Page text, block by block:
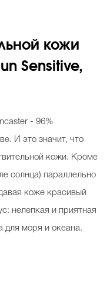
кожи
Sensitive,
- 96%
И это значит, что
кожи. Кроме
солнца) параллельно
коже красивый
нелепкая и приятная
для моря и океана.